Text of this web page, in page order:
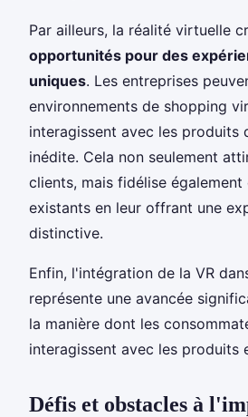
Par ailleurs, la réalité virtuelle
opportunités pour des
uniques. Les entreprises
environnements de shopping
interagissent avec les produits
inédite. Cela non seulement
clients, mais fidélise également
existants en leur offrant une
distinctive.
Enfin, l'intégration de la VR
représente une avancée
la manière dont les
interagissent avec les produits
Défis et obstacles à